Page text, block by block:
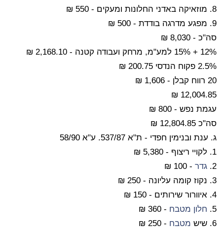
8. מוזאיקה באדני החלונות ומעקים - 550 ₪
9. מפגע מדרגה בודדת - 500 ₪
סה"כ - 8,030 ₪
12% + 15% למע"מ, מרחק ועבודה קטנה - 2,168.10 ₪
2.5% פקוח הנדסי 200.75 ₪
20 רווח קבלן - 1,606 ₪
12,004.85 ₪
עגמת נפש - 800 ₪
סה"כ 12,804.85 ₪
ג. ענת ובנימין חפדי - ת"א 537/87. ע"א 58/90
1. לקויי ריצוף - 5,380 ₪
2. גדר- 100 ₪
3. נקוז קומה עליונה - 250 ₪
4. איוורור שירותים - 150 ₪
5.
חלון מטבח - 360 ₪
6. שיש
מטבח - 250 ₪